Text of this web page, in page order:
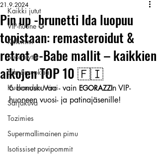
Kaikki jutut
VIP-huone ✪
Kolumnit
Suomitytöt
Silmänruokaa
Kuukauden Mirri
Sarjakuva
Tozimies
Supermallimainen pimu
Isotissiset povipommit
Pin up -brunetti Ida luopuu
topistaan: remasteroidut &
retrot e-Babe mallit – kaikkien
aikojen TOP 10 🇫🇮
21.9.2024
6 bonuskuvaa - vain EGORAZZIn VIP-
huoneen vuosi- ja patinajäsenille!